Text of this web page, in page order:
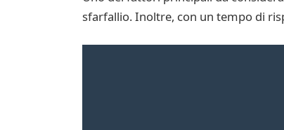
sfarfallio. Inoltre, con un tempo di